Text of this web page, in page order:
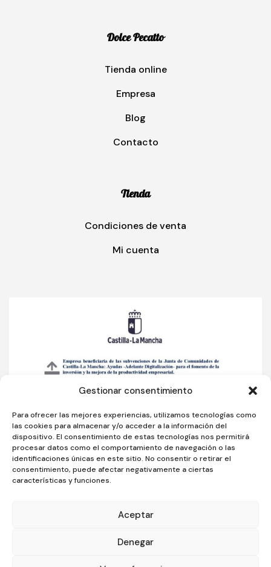
Gestionar consentimiento
Para ofrecer las mejores experiencias, utilizamos tecnologías como
las cookies para almacenar y/o acceder a la información del
dispositivo. El consentimiento de estas tecnologías nos permitirá
procesar datos como el comportamiento de navegación o las
identificaciones únicas en este sitio. No consentir o retirar el
consentimiento, puede afectar negativamente a ciertas
características y funciones.
Aceptar
Denegar
Dolce Pecatto
Tienda online
Empresa
Blog
Contacto
Tienda
Condiciones de venta
Mi cuenta
Diseñado y desarrollado por tu equipo Imedia Comunicación